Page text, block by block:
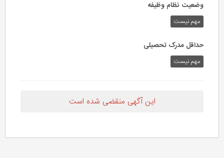
وضعیت نظام وظیفه
مهم‌ نیست
حداقل مدرک تحصیلی
مهم نیست
این آگهی منقضی شده است